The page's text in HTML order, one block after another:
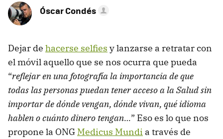
Óscar Condés
Dejar de hacerse selfies y lanzarse a retratar con
el móvil aquello que se nos ocurra que pueda
“reflejar en una fotografía la importancia de que
todas las personas puedan tener acceso a la Salud sin
importar de dónde vengan, dónde vivan, qué idioma
hablen o cuánto dinero tengan…” Eso es lo que nos
propone la ONG Medicus Mundi a través de